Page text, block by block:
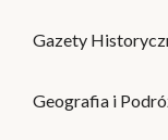
Gazety
Geografia i